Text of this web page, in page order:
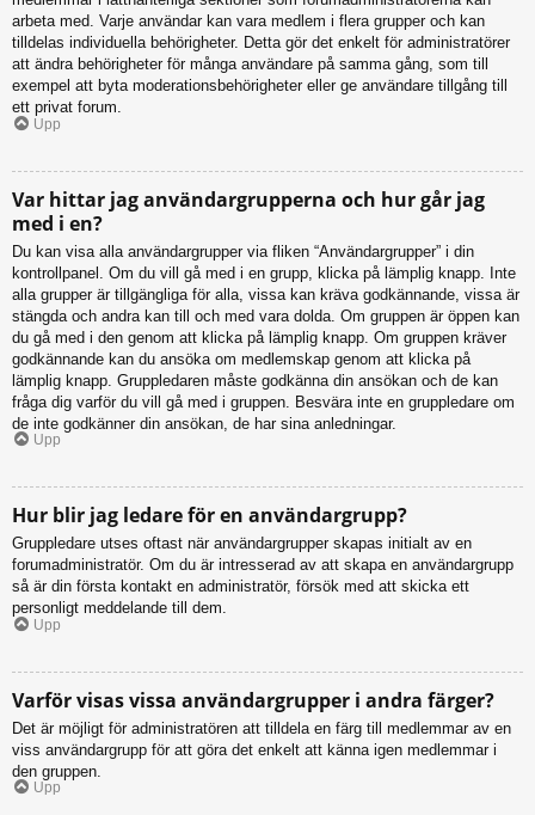
arbeta med. Varje användar kan vara medlem i flera grupper och kan
tilldelas individuella behörigheter. Detta gör det enkelt för administratörer
att ändra behörigheter för många användare på samma gång, som till
exempel att byta moderationsbehörigheter eller ge användare tillgång till
ett privat forum.
Upp
Var hittar jag användargrupperna och hur går jag
med i en?
Du kan visa alla användargrupper via fliken “Användargrupper” i din
kontrollpanel. Om du vill gå med i en grupp, klicka på lämplig knapp. Inte
alla grupper är tillgängliga för alla, vissa kan kräva godkännande, vissa är
stängda och andra kan till och med vara dolda. Om gruppen är öppen kan
du gå med i den genom att klicka på lämplig knapp. Om gruppen kräver
godkännande kan du ansöka om medlemskap genom att klicka på
lämplig knapp. Gruppledaren måste godkänna din ansökan och de kan
fråga dig varför du vill gå med i gruppen. Besvära inte en gruppledare om
de inte godkänner din ansökan, de har sina anledningar.
Upp
Hur blir jag ledare för en användargrupp?
Gruppledare utses oftast när användargrupper skapas initialt av en
forumadministratör. Om du är intresserad av att skapa en användargrupp
så är din första kontakt en administratör, försök med att skicka ett
personligt meddelande till dem.
Upp
Varför visas vissa användargrupper i andra färger?
Det är möjligt för administratören att tilldela en färg till medlemmar av en
viss användargrupp för att göra det enkelt att känna igen medlemmar i
den gruppen.
Upp